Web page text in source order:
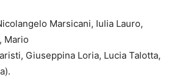
Marsicani, Iulia Lauro,
Mario
Giuseppina Loria, Lucia Talotta,